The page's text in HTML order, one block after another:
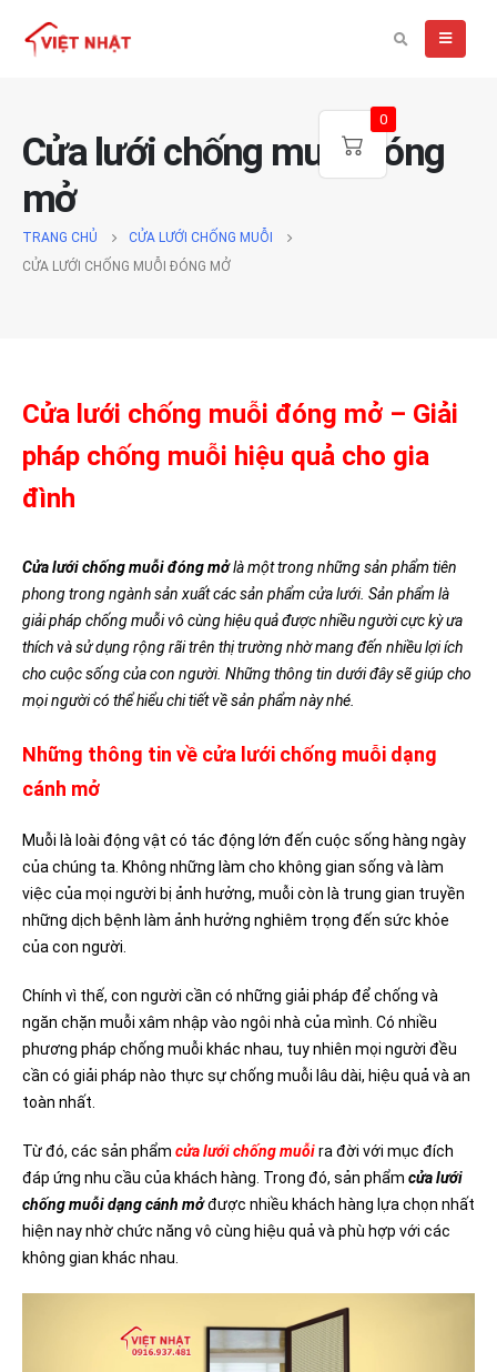
Cửa lưới chống muỗi đóng
mở
TRANG CHỦ
CỬA LƯỚI CHỐNG MUỖI
CỬA LƯỚI CHỐNG MUỖI ĐÓNG MỞ
Cửa lưới chống muỗi đóng mở – Giải
pháp chống muỗi hiệu quả cho gia
đình
Cửa lưới chống muỗi đóng mởlà một trong những sản phẩm tiên
phong trong ngành sản xuất các sản phẩm cửa lưới. Sản phẩm là
giải pháp chống muỗi vô cùng hiệu quả được nhiều người cực kỳ ưa
thích và sử dụng rộng rãi trên thị trường nhờ mang đến nhiều lợi ích
cho cuộc sống của con người. Những thông tin dưới đây sẽ giúp cho
mọi người có thể hiểu chi tiết về sản phẩm này nhé.
Những thông tin về cửa lưới chống muỗi dạng
cánh mở
Muỗi là loài động vật có tác động lớn đến cuộc sống hàng ngày
của chúng ta. Không những làm cho không gian sống và làm
việc của mọi người bị ảnh hưởng, muỗi còn là trung gian truyền
những dịch bệnh làm ảnh hưởng nghiêm trọng đến sức khỏe
của con người.
Chính vì thế, con người cần có những giải pháp để chống và
ngăn chặn muỗi xâm nhập vào ngôi nhà của mình. Có nhiều
phương pháp chống muỗi khác nhau, tuy nhiên mọi người đều
cần có giải pháp nào thực sự chống muỗi lâu dài, hiệu quả và an
toàn nhất.
Từ đó, các sản phẩm cửa lưới chống muỗira đời với mục đích
đáp ứng nhu cầu của khách hàng. Trong đó, sản phẩm cửa lưới
chống muỗi dạng cánh mởđược nhiều khách hàng lựa chọn nhất
hiện nay nhờ chức năng vô cùng hiệu quả và phù hợp với các
không gian khác nhau.
0